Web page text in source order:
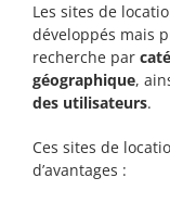
Les sites de
développés mais
recherche par
géographique,
des utilisateurs.
Ces sites de
d’avantages :